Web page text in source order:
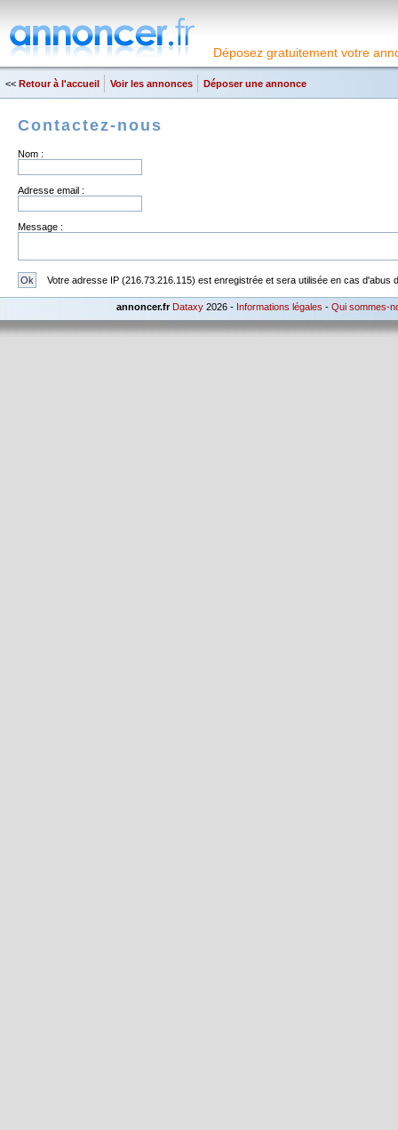
Déposez gratuitement votre
<< Retour à l'accueil Voir les annonces Déposer une annonce
Contactez-nous
Nom :
Adresse email :
Message :
Votre adresse IP (216.73.216.115) est enregistrée et sera utilisée en cas d'abus
annoncer.fr Dataxy 2026 - Informations légales - Qui sommes-